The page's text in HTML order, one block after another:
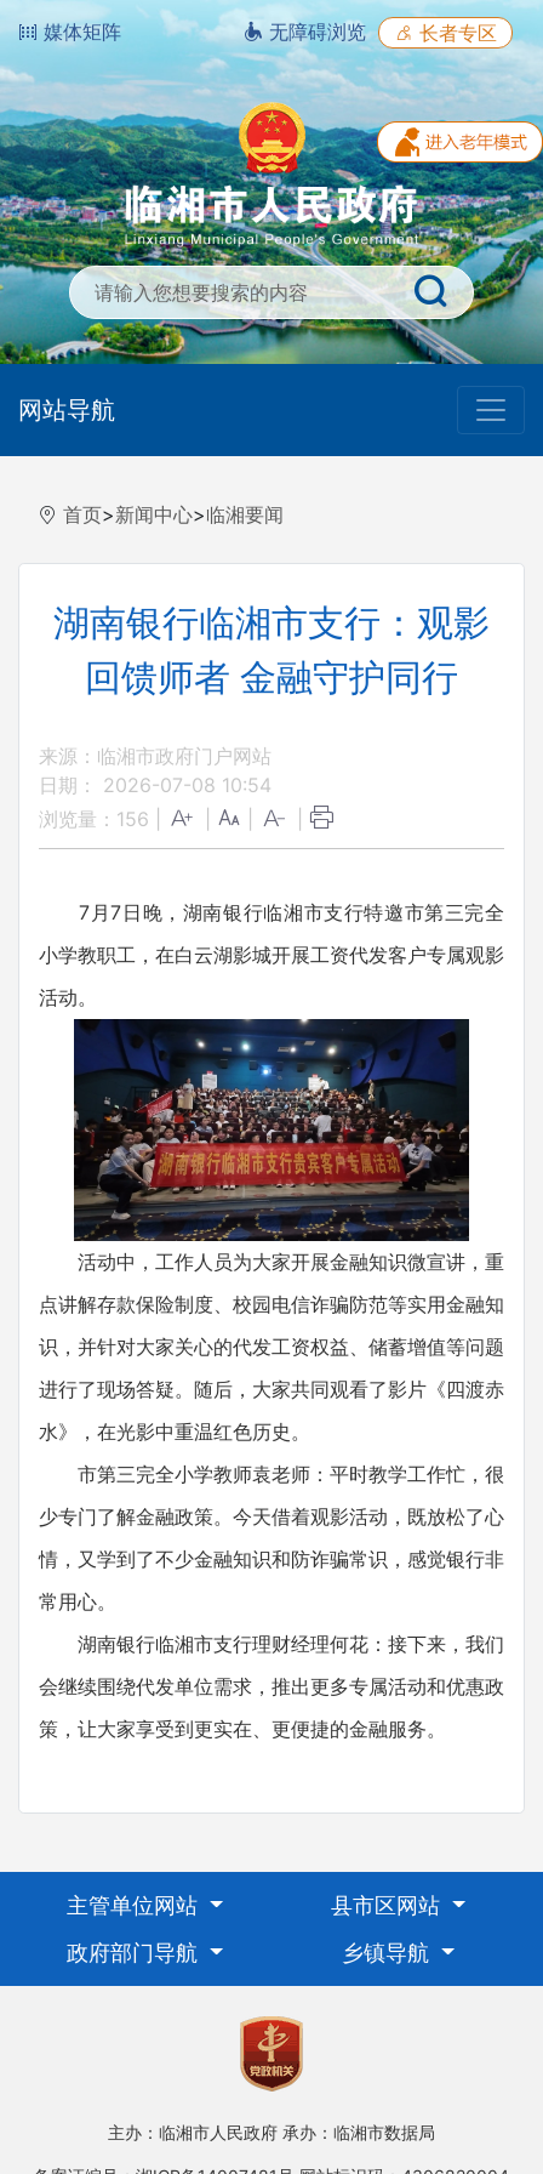
媒体矩阵 无障碍浏览 长者专区
网站导航
首页>新闻中心>临湘要闻
湖南银行临湘市支行：观影
回馈师者 金融守护同行
来源：临湘市政府门户网站
日期： 2026-07-08 10:54
浏览量： 156
7月7日晚，湖南银行临湘市支行特邀市第三完全
小学教职工，在白云湖影城开展工资代发客户专属观影
活动。
活动中，工作人员为大家开展金融知识微宣讲，重
点讲解存款保险制度、校园电信诈骗防范等实用金融知
识，并针对大家关心的代发工资权益、储蓄增值等问题
进行了现场答疑。随后，大家共同观看了影片《四渡赤
水》，在光影中重温红色历史。
市第三完全小学教师袁老师：平时教学工作忙，很
少专门了解金融政策。今天借着观影活动，既放松了心
情，又学到了不少金融知识和防诈骗常识，感觉银行非
常用心。
湖南银行临湘市支行理财经理何花：接下来，我们
会继续围绕代发单位需求，推出更多专属活动和优惠政
策，让大家享受到更实在、更便捷的金融服务。
主管单位网站
县市区网站
政府部门导航
乡镇导航
主办：临湘市人民政府 承办：临湘市数据局